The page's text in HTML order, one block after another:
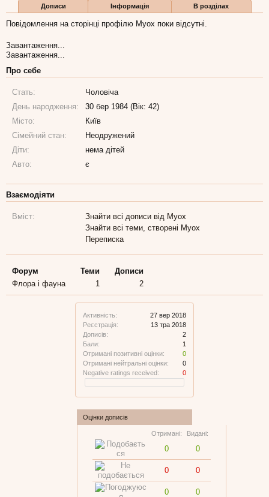
Активність:
27 вер 2018
Реєстрація:
13 тра 2018
Дописів:
2
Бали:
1
Отримані позитивні оцінки:
0
Отримані нейтральні оцінки:
0
Negative ratings received:
0
Оцінки дописів
Отримані: Видані:
0 0
0 0
0 0
Дописи
Інформація В розділах
Повідомлення на сторінці профілю Myox поки відсутні.
Завантаження...
Завантаження...
Про себе
Стать:
Чоловіча
День народження:
30 бер 1984 (Вік: 42)
Місто:
Київ
Сімейний стан:
Неодружений
Діти:
нема дітей
Авто:
є
Взаємодіяти
Вміст:
Знайти всі дописи від Myox
Знайти всі теми, створені Myox
Переписка
Форум Теми
Дописи
Флора і фауна
1 2